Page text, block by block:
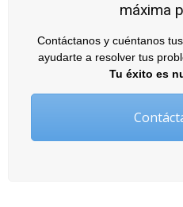
máxima
Contáctanos y cuéntanos
ayudarte a resolver tus
Tu éxito es